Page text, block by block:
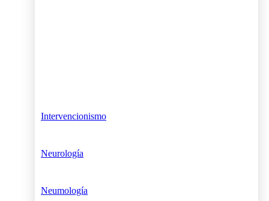
Intervencionismo
Neurología
Neumología